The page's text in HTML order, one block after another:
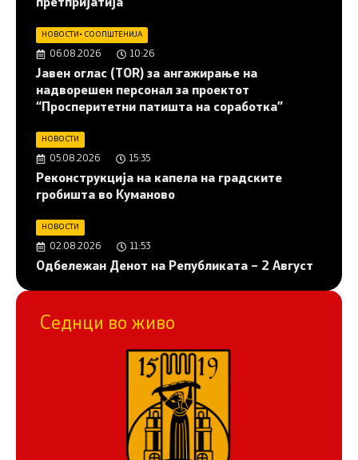
претпријатија
НОВОСТИ • СООПШТЕНИЈА
06.08.2026 10:26
Јавен оглас (ТОR) за ангажирање на
надворешен персонал за проектот
“Просперитетни патишта на соработка”
НОВОСТИ
05.08.2026 15:35
Реконструкција на капела на градските
гробишта во Куманово
НОВОСТИ
02.08.2026 11:53
Одбележан Денот на Републиката – 2 Август
Седнци во живо